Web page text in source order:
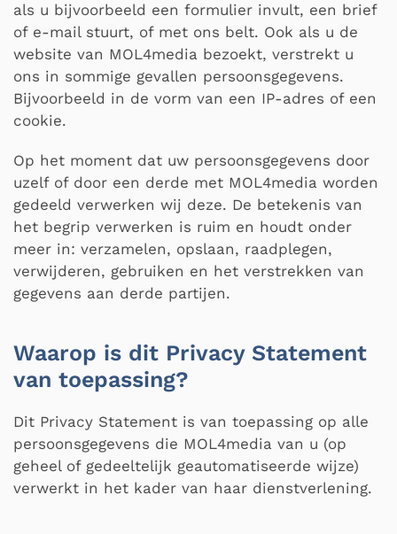
als u bijvoorbeeld een formulier invult, een brief
of e-mail stuurt, of met ons belt. Ook als u de
website van MOL4media bezoekt, verstrekt u
ons in sommige gevallen persoonsgegevens.
Bijvoorbeeld in de vorm van een IP-adres of een
cookie.
Op het moment dat uw persoonsgegevens door
uzelf of door een derde met MOL4media worden
gedeeld verwerken wij deze. De betekenis van
het begrip verwerken is ruim en houdt onder
meer in: verzamelen, opslaan, raadplegen,
verwijderen, gebruiken en het verstrekken van
gegevens aan derde partijen.
Waarop is dit Privacy Statement
van toepassing?
Dit Privacy Statement is van toepassing op alle
persoonsgegevens die MOL4media van u (op
geheel of gedeeltelijk geautomatiseerde wijze)
verwerkt in het kader van haar dienstverlening.